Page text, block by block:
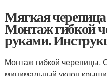
Мягкая
Монтаж гибкой
руками.
Монтаж гибкой черепицы.
минимальный уклон